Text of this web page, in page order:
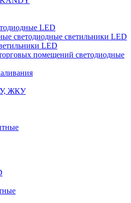
LED
светодиодные светильники LED
LED
помещений светодиодные
ЖКУ